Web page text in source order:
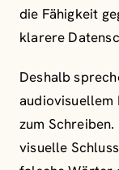
die Fähigkeit
klarere
Deshalb
zum
visuelle